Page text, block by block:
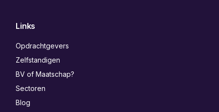
Links
Opdrachtgevers
Zelfstandigen
BV of Maatschap?
Sectoren
Blog